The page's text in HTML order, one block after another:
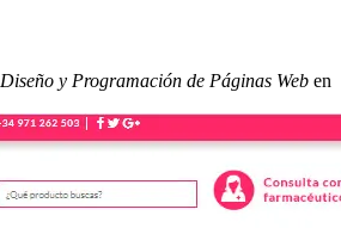
Diseño y Programación de Páginas Web en